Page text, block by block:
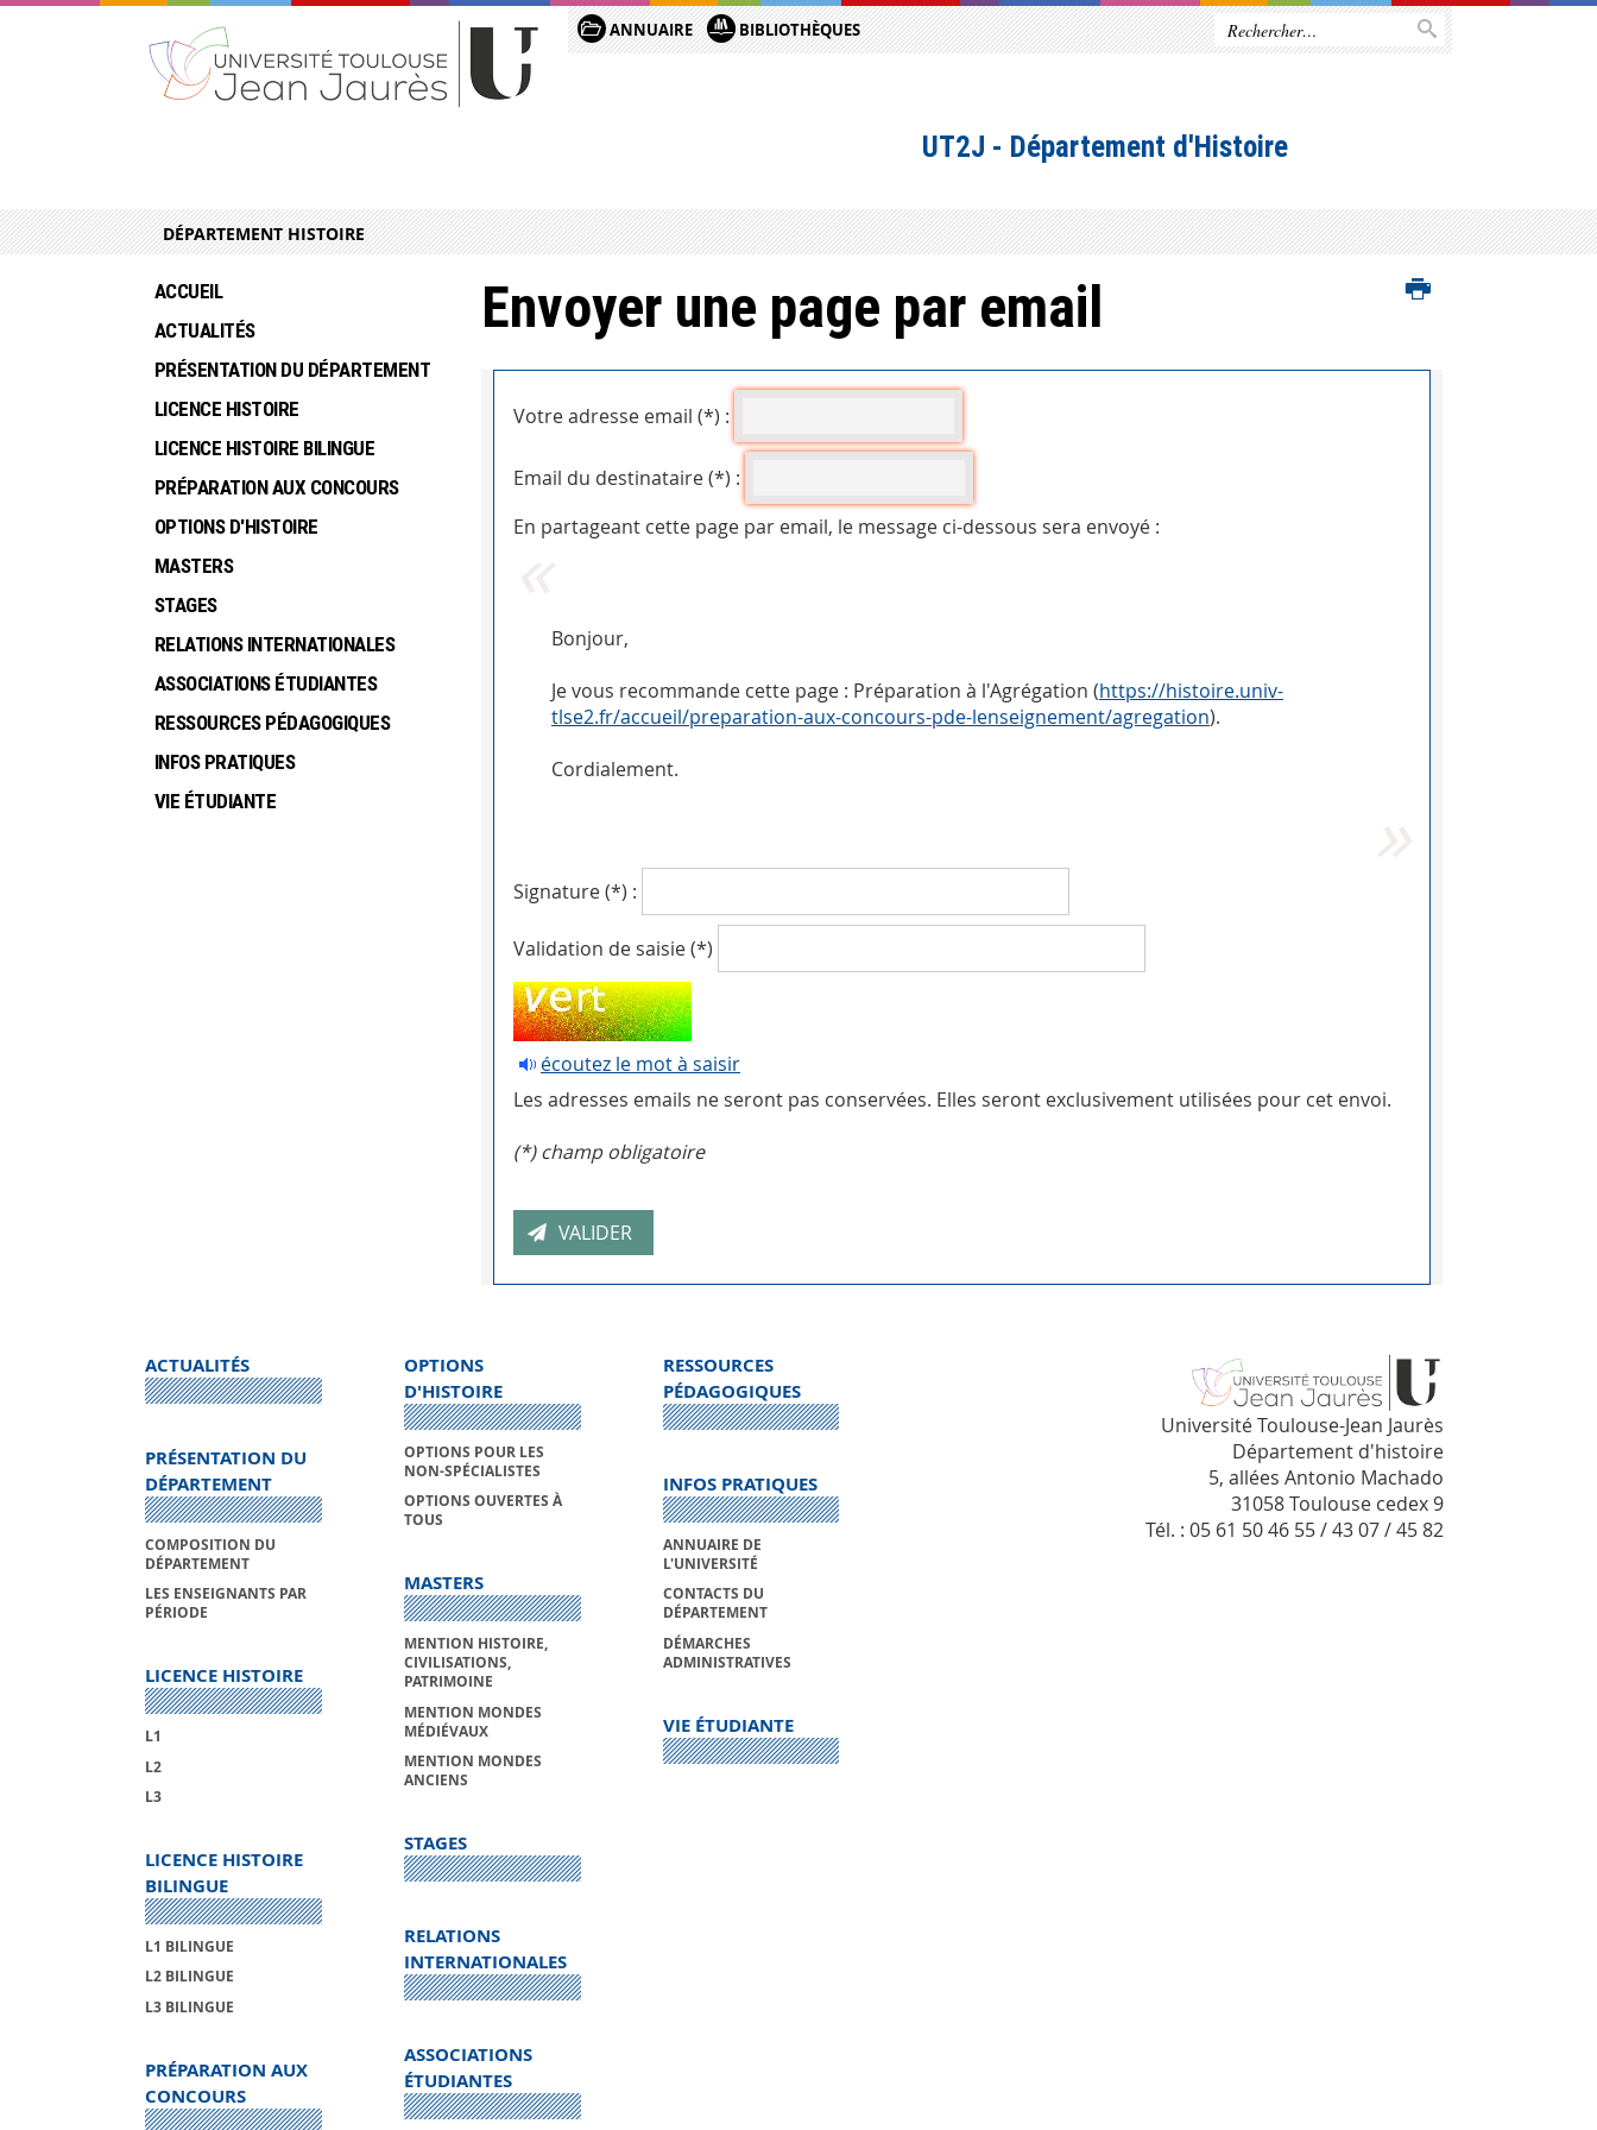
ANNUAIRE BIBLIOTHÈQUES
UT2J - Département d'Histoire
DÉPARTEMENT HISTOIRE
Envoyer une page par email
Votre adresse email (*) :
Email du destinataire (*) :
En partageant cette page par email, le message ci-dessous sera envoyé :
Bonjour,
Je vous recommande cette page : Préparation à l'Agrégation (https://histoire.univ-
tlse2.fr/accueil/preparation-aux-concours-pde-lenseignement/agregation).
Cordialement.
Signature (*) :
Validation de saisie (*)
écoutez le mot à saisir
Les adresses emails ne seront pas conservées. Elles seront exclusivement utilisées pour cet envoi.
(*) champ obligatoire
ACCUEIL
ACTUALITÉS
PRÉSENTATION DU DÉPARTEMENT
LICENCE HISTOIRE
LICENCE HISTOIRE BILINGUE
PRÉPARATION AUX CONCOURS
OPTIONS D'HISTOIRE
MASTERS
STAGES
RELATIONS INTERNATIONALES
ASSOCIATIONS ÉTUDIANTES
RESSOURCES PÉDAGOGIQUES
INFOS PRATIQUES
VIE ÉTUDIANTE
ACTUALITÉS
PRÉSENTATION DU
DÉPARTEMENT
COMPOSITION DU
DÉPARTEMENT
LES ENSEIGNANTS PAR
PÉRIODE
LICENCE HISTOIRE
L1
L2
L3
LICENCE HISTOIRE
BILINGUE
L1 BILINGUE
L2 BILINGUE
L3 BILINGUE
PRÉPARATION AUX
CONCOURS
OPTIONS
D'HISTOIRE
OPTIONS POUR LES
NON-SPÉCIALISTES
OPTIONS OUVERTES À
TOUS
MASTERS
MENTION HISTOIRE,
CIVILISATIONS,
PATRIMOINE
MENTION MONDES
MÉDIÉVAUX
MENTION MONDES
ANCIENS
STAGES
RELATIONS
INTERNATIONALES
ASSOCIATIONS
ÉTUDIANTES
RESSOURCES
PÉDAGOGIQUES
INFOS PRATIQUES
ANNUAIRE DE
L'UNIVERSITÉ
CONTACTS DU
DÉPARTEMENT
DÉMARCHES
ADMINISTRATIVES
VIE ÉTUDIANTE
Université Toulouse-Jean Jaurès
Département d'histoire
5, allées Antonio Machado
31058 Toulouse cedex 9
Tél. : 05 61 50 46 55 / 43 07 / 45 82